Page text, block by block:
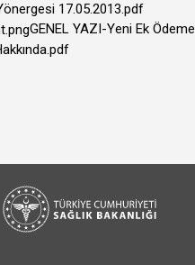
17.05.2013.pdf
GENEL YAZI-Yeni Ek Ödeme